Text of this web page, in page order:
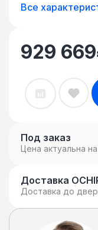
Все
929 669
Под заказ
Цена актуальна
Доставка
Доставка до